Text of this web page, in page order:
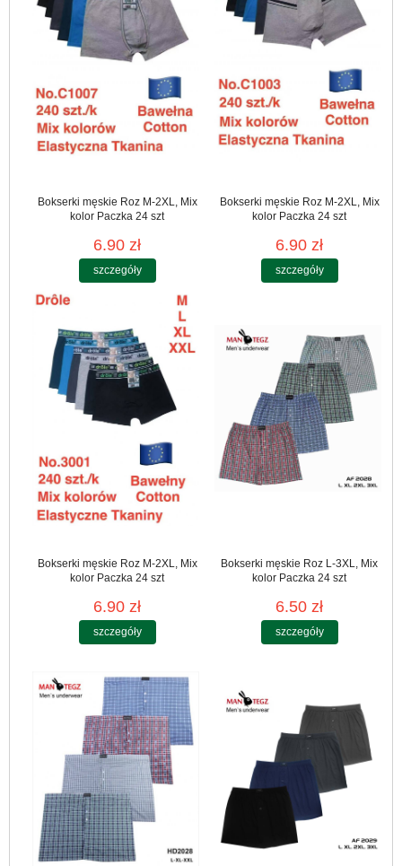
Bokserki męskie Roz M-2XL, Mix
kolor Paczka 24 szt
6.90 zł
szczegóły
Bokserki męskie Roz M-2XL, Mix
kolor Paczka 24 szt
6.90 zł
szczegóły
Bokserki męskie Roz M-2XL, Mix
kolor Paczka 24 szt
6.90 zł
szczegóły
Bokserki męskie Roz L-3XL, Mix
kolor Paczka 24 szt
6.50 zł
szczegóły